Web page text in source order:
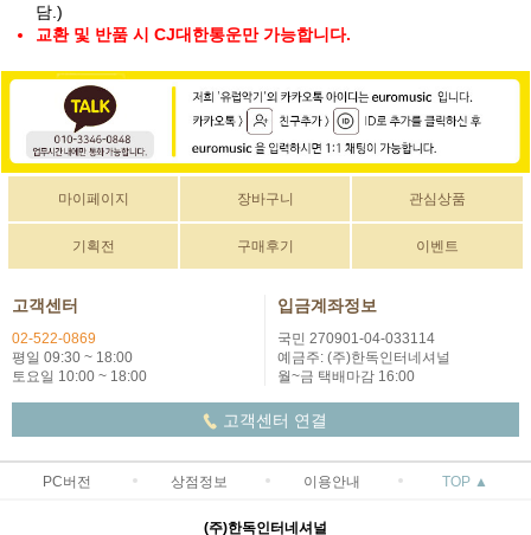
담.)
교환 및 반품 시 CJ대한통운만 가능합니다.
마이페이지 장바구니 관심상품
기획전 구매후기 이벤트
고객센터
02-522-0869
평일 09:30 ~ 18:00
토요일 10:00 ~ 18:00
입금계좌정보
국민 270901-04-033114
예금주: (주)한독인터네셔널
월~금 택배마감 16:00
고객센터 연결
PC버전 상점정보 이용안내 TOP ▲
(주)한독인터네셔널